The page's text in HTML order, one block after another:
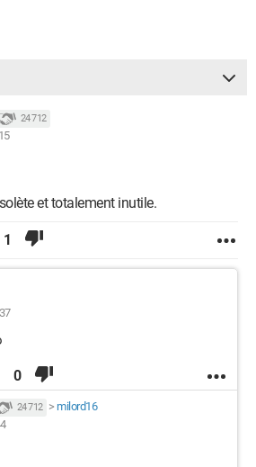
24 712
et totalement inutile.
1
0
24 712 > milord16